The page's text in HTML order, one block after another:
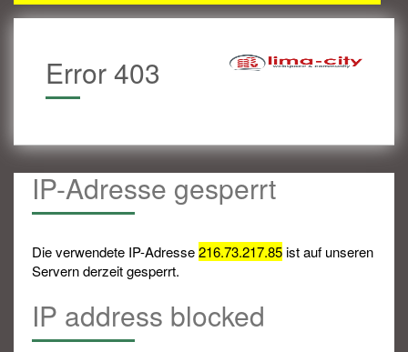
Error 403
IP-Adresse gesperrt
Die verwendete IP-Adresse216.73.217.85ist auf unseren
Servern derzeit gesperrt.
IP address blocked